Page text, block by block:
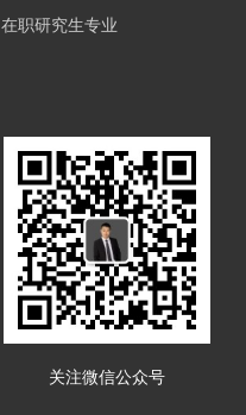
在职研究生专业
关注微信公众号